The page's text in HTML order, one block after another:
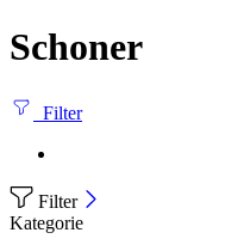
Schoner
Filter
Filter
Kategorie